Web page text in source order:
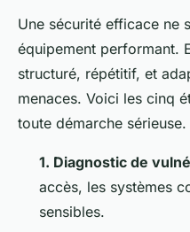
Une sécurité efficace ne
équipement performant.
structuré, répétitif, et
menaces. Voici les cinq
toute démarche sérieuse.
1. Diagnostic de
accès, les systèmes
sensibles.